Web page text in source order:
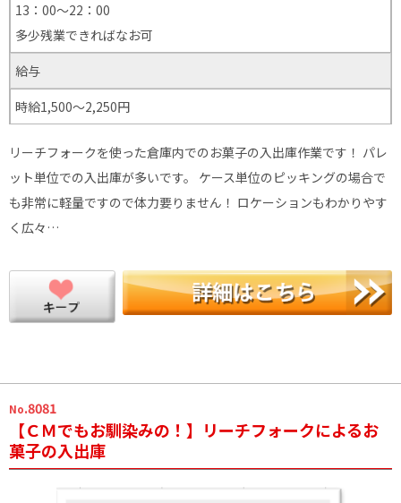
13：00～22：00
多少残業できればなお可
給与
時給1,500～2,250円
リーチフォークを使った倉庫内でのお菓子の入出庫作業です！ パレ
ット単位での入出庫が多いです。 ケース単位のピッキングの場合で
も非常に軽量ですので体力要りません！ ロケーションもわかりやす
く広々…
No.8081
【ＣＭでもお馴染みの！】リーチフォークによるお
菓子の入出庫